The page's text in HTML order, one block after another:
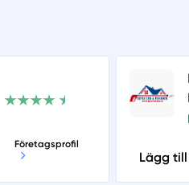
Företagsprofil
Lägg